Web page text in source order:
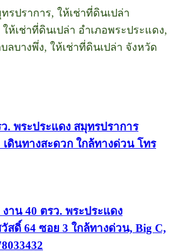
รปราการ, ให้เช่าที่ดินเปล่า
ห้เช่าที่ดินเปล่า อำเภอพระประแดง,
ลบางพึ่ง, ให้เช่าที่ดินเปล่า จังหวัด
. พระประแดง สมุทรปราการ
ดินทางสะดวก ใกล้ทางด่วน โทร
าน 40 ตรว. พระประแดง
สดิ์ 64 ซอย 3 ใกล้ทางด่วน, Big C,